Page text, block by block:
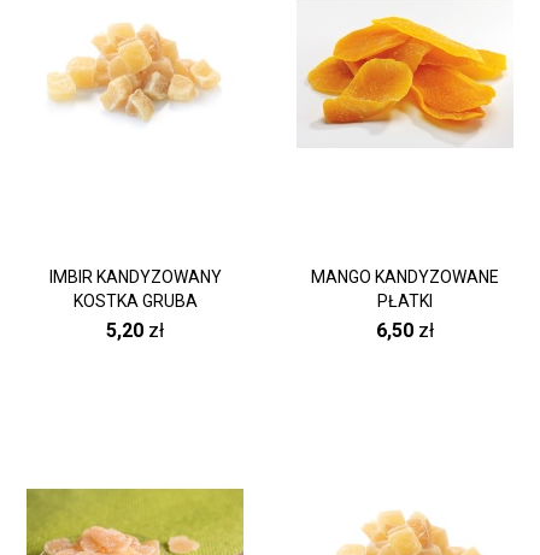
IMBIR KANDYZOWANY
KOSTKA GRUBA
5,20 zł
MANGO KANDYZOWANE
PŁATKI
6,50 zł